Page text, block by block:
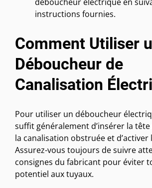
instructions fournies.
Comment Utiliser
Déboucheur de
Canalisation
Pour utiliser un déboucheur
suffit généralement d’insérer la
la canalisation obstruée et d’activer
Assurez-vous toujours de suivre
consignes du fabricant pour éviter
potentiel aux tuyaux.